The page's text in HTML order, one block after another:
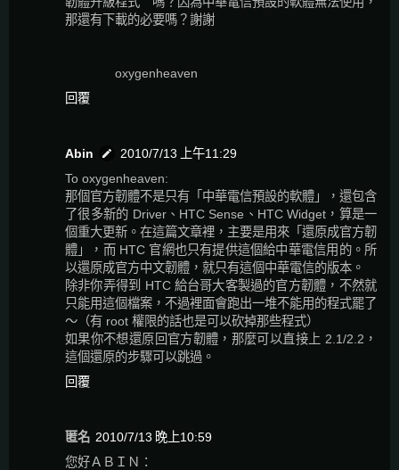
那還有下載的必要嗎？謝謝
oxygenheaven
回覆
Abin
2010/7/13 上午11:29
To oxygenheaven:
那個官方韌體不是只有「中華電信預設的軟體」，還包含
了很多新的 Driver、HTC Sense、HTC Widget，算是一
個重大更新。在這篇文章裡，主要是用來「還原成官方韌
體」，而 HTC 官網也只有提供這個給中華電信用的。所
以還原成官方中文韌體，就只有這個中華電信的版本。
除非你弄得到 HTC 給台哥大客製過的官方韌體，不然就
只能用這個檔案，不過裡面會跑出一堆不能用的程式罷了
～（有 root 權限的話也是可以砍掉那些程式）
如果你不想還原回官方韌體，那麼可以直接上 2.1/2.2，
這個還原的步驟可以跳過。
回覆
匿名 2010/7/13 晚上10:59
您好ＡＢＩＮ：